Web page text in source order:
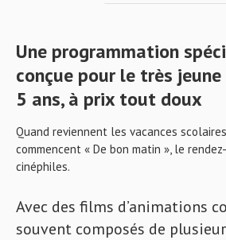
Une programmation
conçue pour le très
5 ans, à prix tout doux
Quand reviennent les vacances
commencent « De bon matin », le
cinéphiles.
Avec des films d’animations
souvent composés de